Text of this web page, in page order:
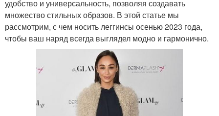
удобство и универсальность, позволяя создавать
множество стильных образов. В этой статье мы
рассмотрим, с чем носить леггинсы осенью 2023 года,
чтобы ваш наряд всегда выглядел модно и гармонично.